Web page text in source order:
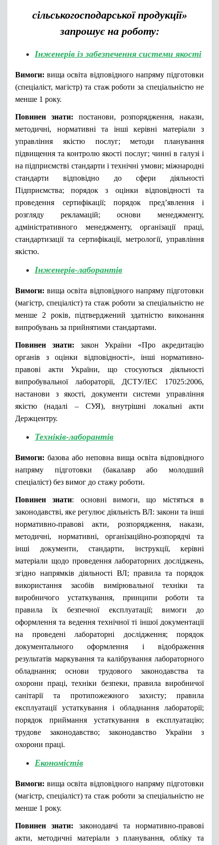
сільськогосподарської продукції»
запрошує на роботу:
Інженерів із забезпечення системи якості
Вимоги: вища освіта відповідного напряму підготовки
(спеціаліст, магістр) та стаж роботи за спеціальністю не
менше 1 року.
Повинен знати: постанови, розпорядження, накази,
методичні, нормативні та інші керівні матеріали з
управління якістю послуг; методи планування
підвищення та контролю якості послуг; чинні в галузі і
на підприємстві стандарти і технічні умови; міжнародні
стандарти відповідно до сфери діяльності
Підприємства; порядок з оцінки відповідності та
проведення сертифікації; порядок пред’явлення і
розгляду рекламацій; основи менеджменту,
адміністративного менеджменту, організації праці,
стандартизації та сертифікації, метрології, управління
якістю.
Інженерів-лаборантів
Вимоги: вища освіта відповідного напряму підготовки
(магістр, спеціаліст) та стаж роботи за спеціальністю не
менше 2 років, підтверджений здатністю виконання
випробувань за прийнятими стандартами.
Повинен знати: закон України «Про акредитацію
органів з оцінки відповідності», інші нормативно-
правові акти України, що стосуються діяльності
випробувальної лабораторії, ДСТУ/IEC 17025:2006,
настанови з якості, документи сиcтеми управління
якістю (надалі – СУЯ), внутрішні локальні акти
Держцентру.
Техніків-лаборантів
Вимоги: базова або неповна вища освіта відповідного
напряму підготовки (бакалавр або молодший
спеціаліст) без вимог до стажу роботи.
Повинен знати: основні вимоги, що містяться в
законодавстві, яке регулює діяльність ВЛ: закони та інші
нормативно-правові акти, розпорядження, накази,
методичні, нормативні, організаційно-розпорядчі та
інші документи, стандарти, інструкції, керівні
матеріали щодо проведення лабораторних досліджень,
згідно напрямків діяльності ВЛ; правила та порядок
використання засобів вимірювальної техніки та
виробничого устаткування, принципи роботи та
правила їх безпечної експлуатації; вимоги до
оформлення та ведення технічної ті іншої документації
на проведені лабораторні дослідження; порядок
документального оформлення і відображення
результатів маркування та калібрування лабораторного
обладнання; основи трудового законодавства та
охорони праці, техніки безпеки, правила виробничої
санітарії та протипожежного захисту; правила
експлуатації устаткування і обладнання лабораторії;
порядок приймання устаткування в експлуатацію;
трудове законодавство; законодавство України з
охорони праці.
Економістів
Вимоги: вища освіта відповідного напряму підготовки
(магістр, спеціаліст) та стаж роботи за спеціальністю не
менше 1 року.
Повинен знати: законодавчі та нормативно-правові
акти, методичні матеріали з планування, обліку та